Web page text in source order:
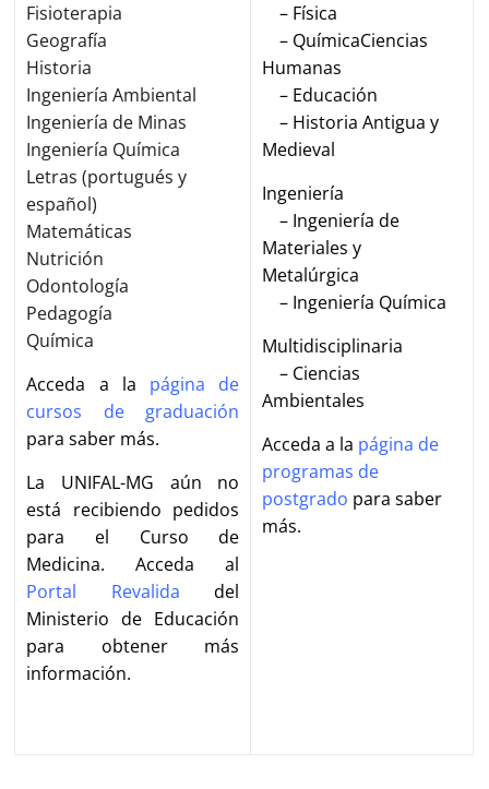
Fisioterapia
Geografía
Historia
Ingeniería Ambiental
Ingeniería de Minas
Ingeniería Química
Letras (portugués y
español)
Matemáticas
Nutrición
Odontología
Pedagogía
Química
Acceda a la página de
cursos de graduación
para saber más.
La UNIFAL-MG aún no
está recibiendo pedidos
para el Curso de
Medicina. Acceda al
Portal Revalida
del
Ministerio de Educación
para obtener más
información.
– Física
– QuímicaCiencias
Humanas
– Educación
– Historia Antigua y
Medieval
Ingeniería
– Ingeniería de
Materiales y
Metalúrgica
– Ingeniería Química
Multidisciplinaria
– Ciencias
Ambientales
Acceda a la página de
programas de
postgrado para saber
más.